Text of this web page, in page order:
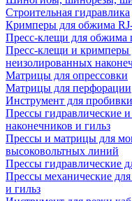
Строительная гидравлика
Кримперы для обжима
Пресс-клещи для обжима
Пресс-клещи и кримперы
неизолированных
Матрицы для опрессовки
Матрицы для перфорации
Инструмент для
Прессы гидравлические
наконечников и гильз
Прессы и матрицы для
высоковольтных линий
Прессы гидравлические
Прессы механические
и гильз